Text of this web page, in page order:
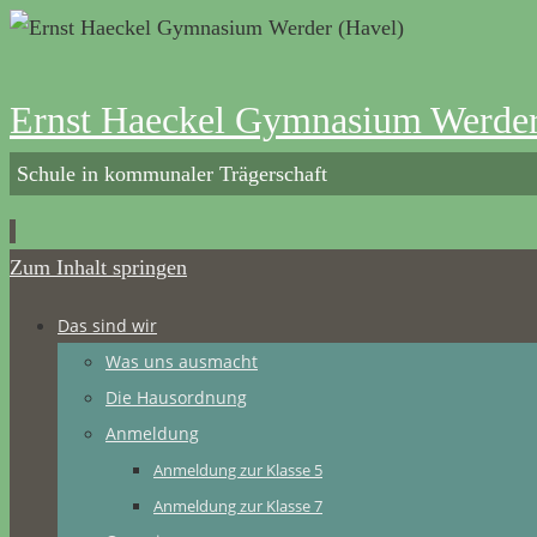
Ernst Haeckel Gymnasium
Schule in kommunaler Trägerschaft
Zum Inhalt springen
Das sind wir
Was uns ausmacht
Die Hausordnung
Anmeldung
Anmeldung zur Klasse 5
Anmeldung zur Klasse 7